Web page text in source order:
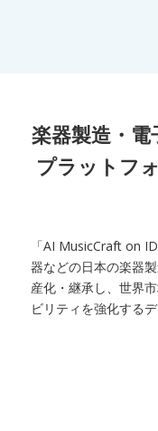
楽器製造・
プラットフ
「AI MusicCraft on
器などの日本の楽器
産化・継承し、世界
ビリティを強化する